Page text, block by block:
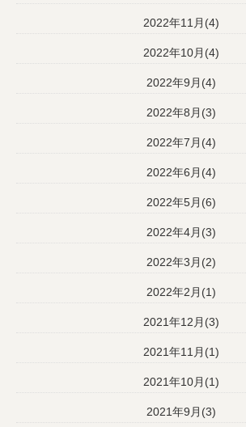
2022年11月(4)
2022年10月(4)
2022年9月(4)
2022年8月(3)
2022年7月(4)
2022年6月(4)
2022年5月(6)
2022年4月(3)
2022年3月(2)
2022年2月(1)
2021年12月(3)
2021年11月(1)
2021年10月(1)
2021年9月(3)